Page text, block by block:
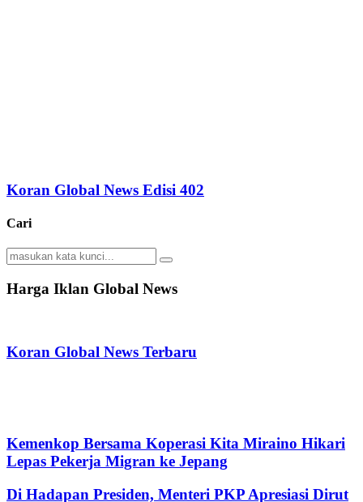
Koran Global News Edisi 402
Cari
Search
for:
Search
Harga Iklan Global News
Koran Global News Terbaru
Kemenkop Bersama Koperasi Kita Miraino Hikari
Lepas Pekerja Migran ke Jepang
Di Hadapan Presiden, Menteri PKP Apresiasi Dirut